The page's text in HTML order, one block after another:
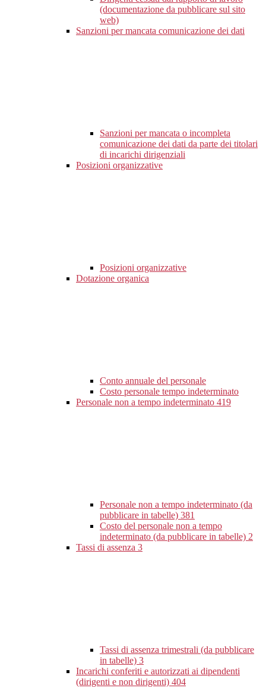
(documentazione da pubblicare sul sito
web)
Sanzioni per mancata comunicazione dei dati
Sanzioni per mancata o incompleta
comunicazione dei dati da parte dei titolari
di incarichi dirigenziali
Posizioni organizzative
Posizioni organizzative
Dotazione organica
Conto annuale del personale
Costo personale tempo indeterminato
Personale non a tempo indeterminato 419
Personale non a tempo indeterminato (da
pubblicare in tabelle) 381
Costo del personale non a tempo
indeterminato (da pubblicare in tabelle) 2
Tassi di assenza 3
Tassi di assenza trimestrali (da pubblicare
in tabelle) 3
Incarichi conferiti e autorizzati ai dipendenti
(dirigenti e non dirigenti) 404